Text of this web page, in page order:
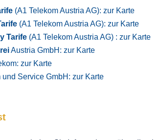
(A1 Telekom Austria AG): zur Karte
(A1 Telekom Austria AG): zur Karte
Tarife (A1 Telekom Austria AG) : zur Karte
Austria GmbH: zur Karte
zur Karte
Service GmbH: zur Karte